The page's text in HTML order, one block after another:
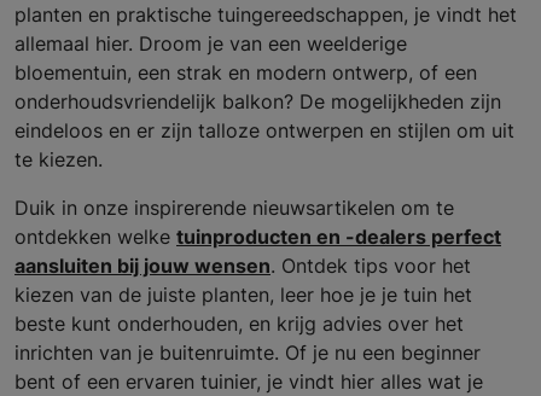
planten en praktische tuingereedschappen, je vindt het
allemaal hier. Droom je van een weelderige
bloementuin, een strak en modern ontwerp, of een
onderhoudsvriendelijk balkon? De mogelijkheden zijn
eindeloos en er zijn talloze ontwerpen en stijlen om uit
te kiezen.
Duik in onze inspirerende nieuwsartikelen om te
ontdekken welke tuinproducten en -dealers perfect
aansluiten bij jouw wensen. Ontdek tips voor het
kiezen van de juiste planten, leer hoe je je tuin het
beste kunt onderhouden, en krijg advies over het
inrichten van je buitenruimte. Of je nu een beginner
bent of een ervaren tuinier, je vindt hier alles wat je